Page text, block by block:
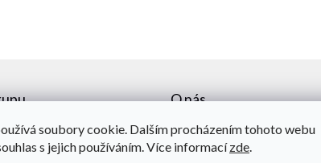
soubory cookie. Dalším procházením tohoto webu
s jejich používáním. Více informacízde.
O nás
Novinky
Kontakty